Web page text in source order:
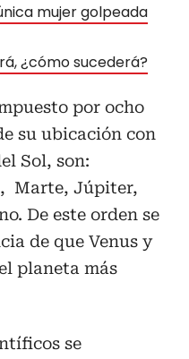
mujer golpeada
¿cómo sucederá?
por ocho
su ubicación con
Sol, son:
Marte, Júpiter,
De este orden se
de que Venus y
planeta más
se